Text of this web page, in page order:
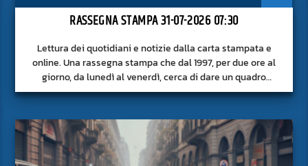
RASSEGNA STAMPA 31-07-2026 07:30
Lettura dei quotidiani e notizie dalla carta stampata e
online. Una rassegna stampa che dal 1997, per due ore al
giorno, da lunedì al venerdì, cerca di dare un quadro
approfondito delle notizie del giorno, senza fermarsi alla